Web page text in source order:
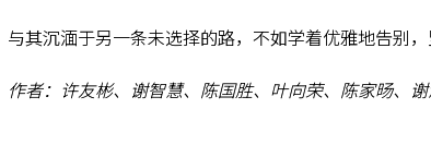
与其沉湎于另一条未选择的路，不如学着优雅地告别
作者：许友彬、谢智慧、陈国胜、叶向荣、陈家旸、